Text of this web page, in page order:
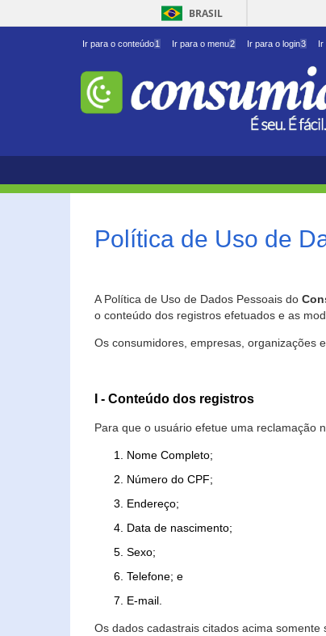
BRASIL
Ir para o conteúdo1 Ir para o menu2 Ir para o login3 Ir
Política de Uso de
A Política de Uso de Dados Pessoais do
o conteúdo dos registros efetuados e as
Os consumidores, empresas, organizações
I - Conteúdo dos registros
Para que o usuário efetue uma reclamação
Nome Completo;
Número do CPF;
Endereço;
Data de nascimento;
Sexo;
Telefone; e
E-mail.
Os dados cadastrais citados acima